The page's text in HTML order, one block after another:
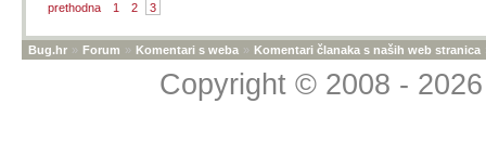
od doba kada je BTC
10 drugih poznatih
prethodna 1 2 3
Bug.hr » Forum » Komentari s weba » Komentari članaka s naših web stranica
Copyright © 2008 -